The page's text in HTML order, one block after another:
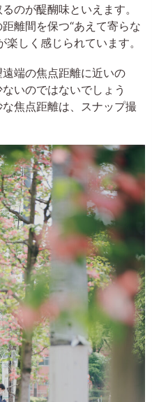
のが醍醐味といえます。
離間を保つ“あえて寄らな
しく感じられています。
端の焦点距離に近いの
いのではないでしょう
焦点距離は、スナップ撮